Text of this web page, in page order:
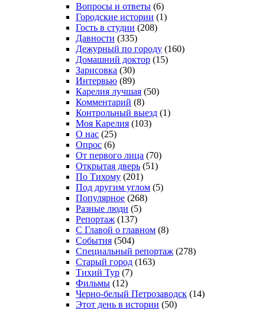
Вопросы и ответы (6)
Городские истории (1)
Гость в студии (208)
Давности (335)
Дежурный по городу (160)
Домашний доктор (15)
Зарисовка (30)
Интервью (89)
Карелия лучшая (50)
Комментарий (8)
Контрольный выезд (1)
Моя Карелия (103)
О нас (25)
Опрос (6)
От первого лица (70)
Открытая дверь (51)
По Тихому (201)
Под другим углом (5)
Популярное (268)
Разные люди (5)
Репортаж (137)
С Главой о главном (8)
События (504)
Специальный репортаж (278)
Старый город (163)
Тихий Тур (7)
Фильмы (12)
Черно-белый Петрозаводск (14)
Этот день в истории (50)